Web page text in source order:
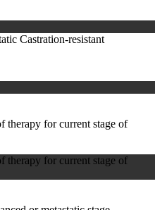
Castration-resistant
therapy for current stage of
therapy for current stage of